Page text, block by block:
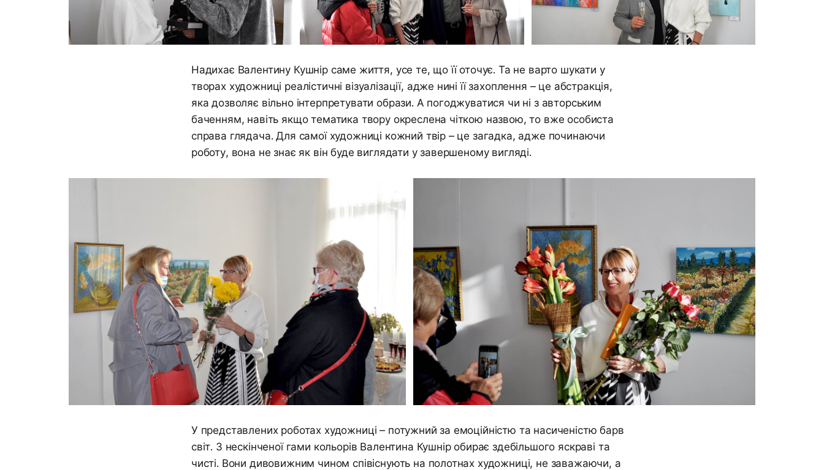
Надихає Валентину Кушнір саме життя, усе те, що її оточує. Та не варто шукати у
творах художниці реалістичні візуалізації, адже нині її захоплення – це абстракція,
яка дозволяє вільно інтерпретувати образи. А погоджуватися чи ні з авторським
баченням, навіть якщо тематика твору окреслена чіткою назвою, то вже особиста
справа глядача. Для самої художниці кожний твір – це загадка, адже починаючи
роботу, вона не знає як він буде виглядати у завершеному вигляді.
У представлених роботах художниці – потужний за емоційністю та насиченістю барв
світ. З нескінченої гами кольорів Валентина Кушнір обирає здебільшого яскраві та
чисті. Вони дивовижним чином співіснують на полотнах художниці, не заважаючи, а